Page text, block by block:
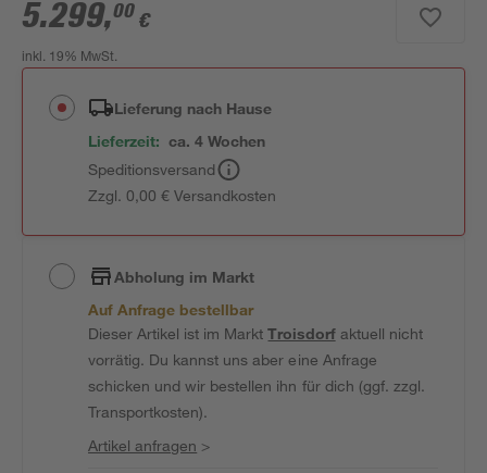
5.299,00 €
inkl. 19% MwSt.
Lieferung nach Hause
Lieferzeit: ca. 4 Wochen
Speditionsversand
Zzgl. 0,00 € Versandkosten
Abholung im Markt
Auf Anfrage bestellbar
Dieser Artikel ist im MarktTroisdorfaktuell nicht
vorrätig. Du kannst uns aber eine Anfrage
schicken und wir bestellen ihn für dich (ggf. zzgl.
Transportkosten).
Artikel anfragen >